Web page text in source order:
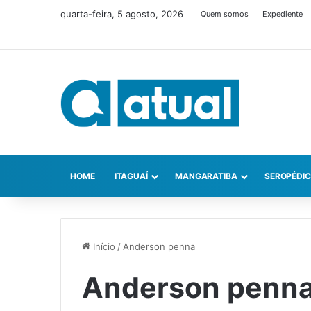
quarta-feira, 5 agosto, 2026 Quem somos Expediente
HOME ITAGUAÍ MANGARATIBA
Início /Anderson penna
Anderson